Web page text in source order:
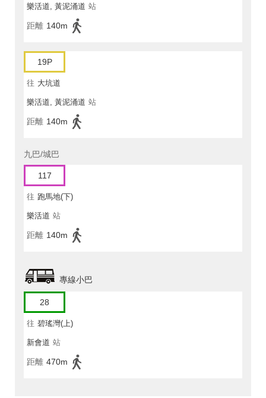
樂活道, 黃泥涌道 站
距離 140m
19P
往 大坑道
樂活道, 黃泥涌道 站
距離 140m
九巴/城巴
117
往 跑馬地(下)
樂活道 站
距離 140m
專線小巴
28
往 碧瑤灣(上)
新會道 站
距離 470m